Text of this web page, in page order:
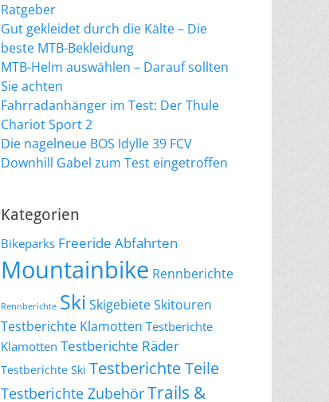
Ratgeber
Gut gekleidet durch die Kälte – Die
beste MTB-Bekleidung
MTB-Helm auswählen – Darauf sollten
Sie achten
Fahrradanhänger im Test: Der Thule
Chariot Sport 2
Die nagelneue BOS Idylle 39 FCV
Downhill Gabel zum Test eingetroffen
Kategorien
Bikeparks Freeride Abfahrten
Mountainbike Rennberichte
Rennberichte Ski SkigebieteSkitouren
Testberichte Klamotten Testberichte
Klamotten Testberichte Räder
Testberichte Ski Testberichte Teile
Testberichte ZubehörTrails &